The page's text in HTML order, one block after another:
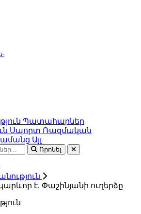
Պատահարներ
Սպորտ Ռազմական
Այլ
Որոնել
է. Փաշինյանի ուղերձը